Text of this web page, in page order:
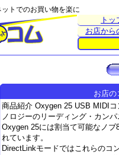
トでのお買い物を楽に
トッ
お店から
お店の
商品紹介 Oxygen 25 USB MIDI
ノロジーのリーディング・カン
Oxygen 25には割当て可能なノ
れています。
DirectLinkモードではこれらのコ